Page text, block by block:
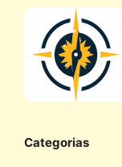
Categorias